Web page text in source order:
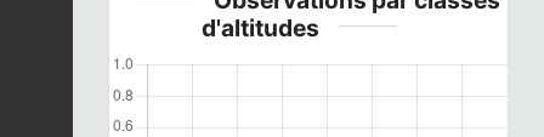
d'altitudes